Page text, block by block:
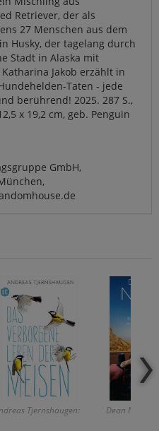
Retriever, der als
27 Menschen aus dem
Husky, der tagelang durch
Stadt in Alaska mit
Jakob erzählt in
Taten - jede
berührend! 2025. 287 S.,
x 19,2 cm, geb. Penguin
GmbH,
Tjernshaugen: Dean